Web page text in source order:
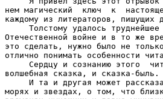
нем магический  ключ  к
каждому из литераторов, пишущих
Толстому удалось
Отечественной войне и в то же
это сделать, нужно было не
отлично понимать особенности
Сердцу и сознанию этого
волшебная сказка, и сказка-быль.
И та и другая может
морях и звездах, о том, что